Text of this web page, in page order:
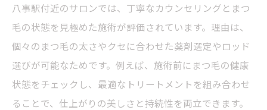
八事駅付近のサロンでは、丁寧なカウンセリングとまつ
毛の状態を見極めた施術が評価されています。理由は、
個々のまつ毛の太さやクセに合わせた薬剤選定やロッド
選びが可能なためです。例えば、施術前にまつ毛の健康
状態をチェックし、最適なトリートメントを組み合わせ
ることで、仕上がりの美しさと持続性を両立できます。